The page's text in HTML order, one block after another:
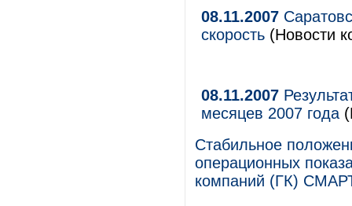
08.11.2007
скорость (Новости
08.11.2007
месяцев 2007 года
Стабильное
операционных
компаний (ГК)